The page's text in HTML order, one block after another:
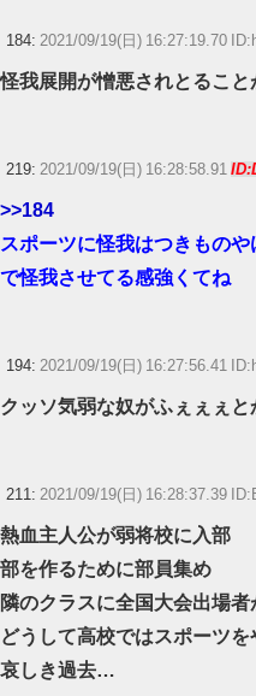
184: 2021/09/19(日) 16:27:19.70
怪我展開が憎悪されとること
219: 2021/09/19(日) 16:28:58.91
>>184
スポーツに怪我はつきもの
で怪我させてる感強くてね
194: 2021/09/19(日) 16:27:56.41
クッソ気弱な奴がふぇぇぇ
211: 2021/09/19(日) 16:28:37.39
熱血主人公が弱将校に入部
部を作るために部員集め
隣のクラスに全国大会出場者
どうして高校ではスポーツを
哀しき過去…